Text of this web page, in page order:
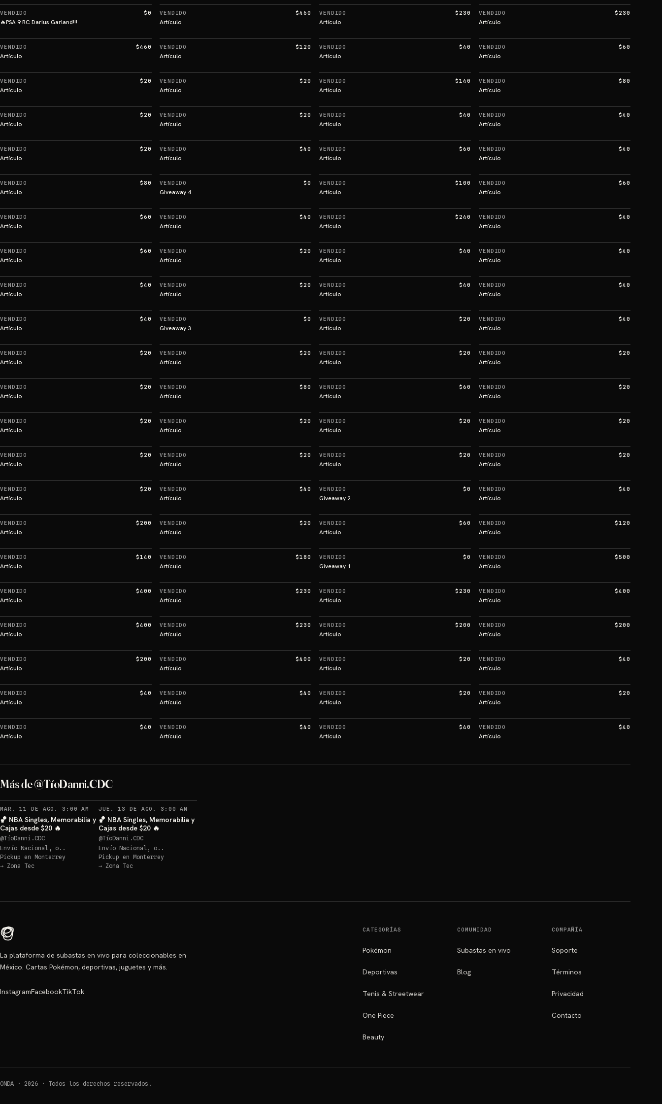
VENDIDO $0
🔥PSA 9 RC Darius Garland!!!
VENDIDO $460
Artículo
VENDIDO $230
Artículo
VENDIDO $230
Artículo
VENDIDO $460
Artículo
VENDIDO $120
Artículo
VENDIDO $40
Artículo
VENDIDO $60
Artículo
VENDIDO $20
Artículo
VENDIDO $20
Artículo
VENDIDO $140
Artículo
VENDIDO $80
Artículo
VENDIDO $20
Artículo
VENDIDO $20
Artículo
VENDIDO $40
Artículo
VENDIDO $40
Artículo
VENDIDO $20
Artículo
VENDIDO $40
Artículo
VENDIDO $60
Artículo
VENDIDO $40
Artículo
VENDIDO $80
Artículo
VENDIDO $0
Giveaway 4
VENDIDO $100
Artículo
VENDIDO $60
Artículo
VENDIDO $60
Artículo
VENDIDO $40
Artículo
VENDIDO $240
Artículo
VENDIDO $40
Artículo
VENDIDO $60
Artículo
VENDIDO $20
Artículo
VENDIDO $40
Artículo
VENDIDO $40
Artículo
VENDIDO $40
Artículo
VENDIDO $20
Artículo
VENDIDO $40
Artículo
VENDIDO $40
Artículo
VENDIDO $40
Artículo
VENDIDO $0
Giveaway 3
VENDIDO $20
Artículo
VENDIDO $40
Artículo
VENDIDO $20
Artículo
VENDIDO $20
Artículo
VENDIDO $20
Artículo
VENDIDO $20
Artículo
VENDIDO $20
Artículo
VENDIDO $80
Artículo
VENDIDO $60
Artículo
VENDIDO $20
Artículo
VENDIDO $20
Artículo
VENDIDO $20
Artículo
VENDIDO $20
Artículo
VENDIDO $20
Artículo
VENDIDO $20
Artículo
VENDIDO $20
Artículo
VENDIDO $20
Artículo
VENDIDO $20
Artículo
VENDIDO $20
Artículo
VENDIDO $40
Artículo
VENDIDO $0
Giveaway 2
VENDIDO $40
Artículo
VENDIDO $200
Artículo
VENDIDO $20
Artículo
VENDIDO $60
Artículo
VENDIDO $120
Artículo
VENDIDO $140
Artículo
VENDIDO $180
Artículo
VENDIDO $0
Giveaway 1
VENDIDO $500
Artículo
VENDIDO $400
Artículo
VENDIDO $230
Artículo
VENDIDO $230
Artículo
VENDIDO $400
Artículo
VENDIDO $400
Artículo
VENDIDO $230
Artículo
VENDIDO $200
Artículo
VENDIDO $200
Artículo
VENDIDO $200
Artículo
VENDIDO $400
Artículo
VENDIDO $20
Artículo
VENDIDO $40
Artículo
VENDIDO $40
Artículo
VENDIDO $40
Artículo
VENDIDO $20
Artículo
VENDIDO $20
Artículo
VENDIDO $40
Artículo
VENDIDO $40
Artículo
VENDIDO $40
Artículo
VENDIDO $40
Artículo
Más de @TíoDanni.CDC
MAR. 11 DE AGO. 3:00 AM
🏀 NBA Singles, Memorabilia y
Cajas desde $20 🔥
@TíoDanni.CDC
Envío Nacional, o..
Pickup en Monterrey
→ Zona Tec
JUE. 13 DE AGO. 3:00 AM
🏀 NBA Singles, Memorabilia y
Cajas desde $20 🔥
@TíoDanni.CDC
Envío Nacional, o..
Pickup en Monterrey
→ Zona Tec
La plataforma de subastas en vivo para coleccionables en
México. Cartas Pokémon, deportivas, juguetes y más.
InstagramFacebookTikTok
CATEGORÍAS
Pokémon
Deportivas
Tenis & Streetwear
One Piece
Beauty
COMUNIDAD
Subastas en vivo
Blog
COMPAÑÍA
Soporte
Términos
Privacidad
Contacto
ONDA · 2026 · Todos los derechos reservados.